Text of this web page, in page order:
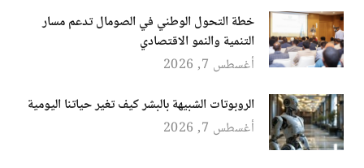
خطة التحول الوطني في الصومال تدعم مسار
التنمية والنمو الاقتصادي
أغسطس 7, 2026
الروبوتات الشبيهة بالبشر كيف تغير حياتنا اليومية
أغسطس 7, 2026